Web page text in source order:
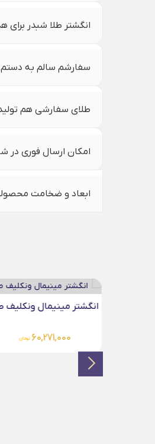
انگشتر طلا شبدر برای
سفارشم سالم به
طلای سفارشی هم
امکان ارسال فوری در
ابعاد و ضخامت
انگشتر مینیمال گندم
41,004,000 تومان